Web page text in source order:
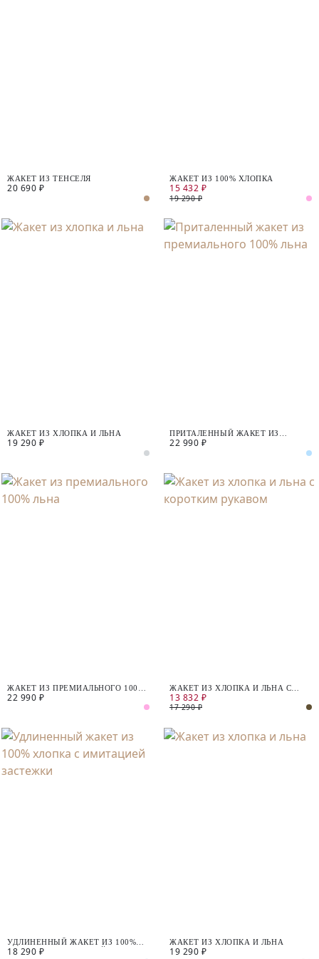
ЖАКЕТ ИЗ ТЕНСЕЛЯ
20 690 ₽
ЖАКЕТ ИЗ 100% ХЛОПКА
15 432 ₽
19 290 ₽
ЖАКЕТ ИЗ ХЛОПКА И ЛЬНА
19 290 ₽
ПРИТАЛЕННЫЙ ЖАКЕТ ИЗ
ПРЕМИАЛЬНОГО 100% ЛЬНА
22 990 ₽
ЖАКЕТ ИЗ ПРЕМИАЛЬНОГО 100%
ЛЬНА
22 990 ₽
ЖАКЕТ ИЗ ХЛОПКА И ЛЬНА С
КОРОТКИМ РУКАВОМ
13 832 ₽
17 290 ₽
УДЛИНЕННЫЙ ЖАКЕТ ИЗ 100%
ХЛОПКА С ИМИТАЦИЕЙ
18 290 ₽
ЖАКЕТ ИЗ ХЛОПКА И ЛЬНА
19 290 ₽